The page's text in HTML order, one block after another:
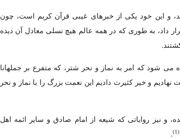
و این خود یکی از خبرهای غیبی قرآن کریم است، چون
داد، به طوری که در همه عالم هیچ نسلی معادل آن دیده
می شود که امر به نماز و نحر شتر، که متفرع بر جملهانا
و خیر کثیرت دادیم این نعمت بزرگ را با نماز و نحر
و نیز روایاتی که شیعه از امام صادق و سایر ائمه اهل
(1)
.